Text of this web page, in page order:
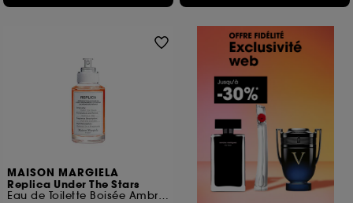
MAISON MARGIELA
Replica Under The Stars
Eau de Toilette Boisée Ambrée